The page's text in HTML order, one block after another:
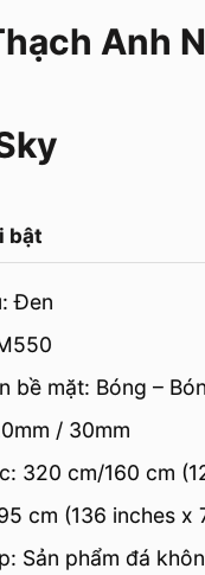
Anh
bật
Đen
bề mặt: Bóng –
/ 30mm
320 cm/160 cm
cm (136 inches x
Sản phẩm đá